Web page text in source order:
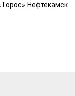
Нефтекамск